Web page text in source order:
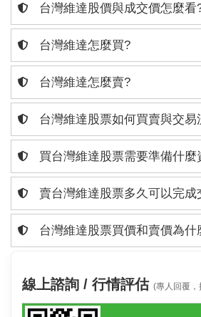
台灣維達股價與成交價怎麼看
台灣維達怎麼買?
台灣維達怎麼賣?
台灣維達股票如何買賣與交易
買台灣維達股票需要準備什麼
賣台灣維達股票多久可以完成
台灣維達股票買價和賣價為什
線上諮詢 / 行情評估 (專人回覆